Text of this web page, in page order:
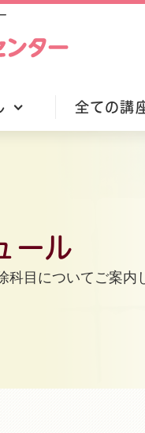
験
全ての講
ール
目についてご案内